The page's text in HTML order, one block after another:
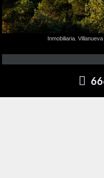
Inmobiliaria.